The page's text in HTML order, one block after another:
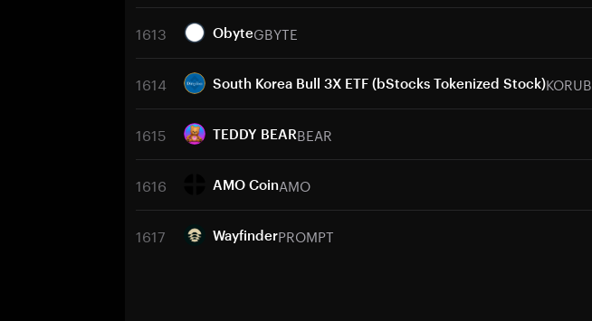
1613 ObyteGBYTE
1614 South Korea Bull 3X ETF (bStocks Tokenized Stock)KORUB
1615 TEDDY BEARBEAR
1616 AMO CoinAMO
1617 WayfinderPROMPT